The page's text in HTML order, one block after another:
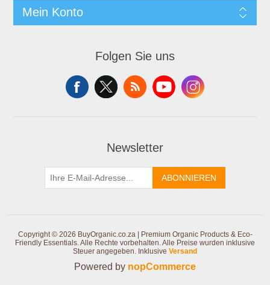
Mein Konto
Folgen Sie uns
Newsletter
ABONNIEREN
Copyright © 2026 BuyOrganic.co.za | Premium Organic Products & Eco-
Friendly Essentials. Alle Rechte vorbehalten.Alle Preise wurden inklusive
Steuer angegeben. Inklusive Versand
Powered by nopCommerce